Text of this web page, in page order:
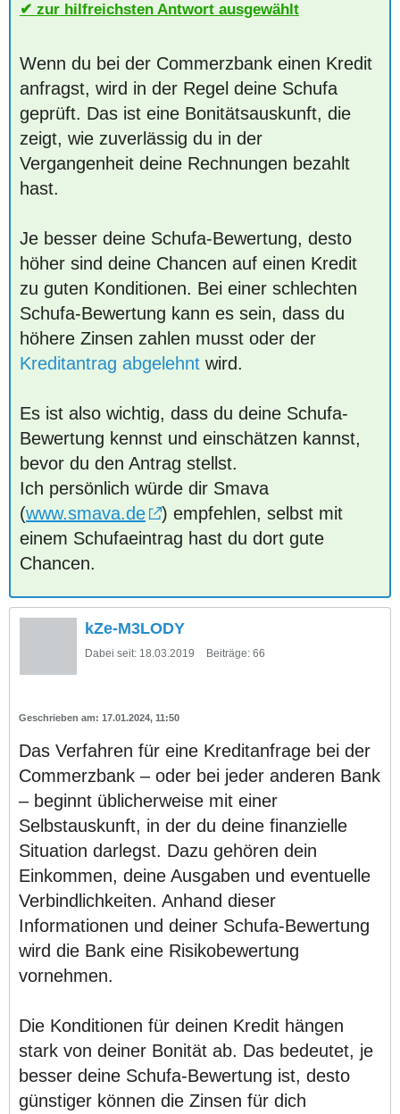
zur hilfreichsten Antwort ausgewählt
Wenn du bei der Commerzbank einen Kredit
anfragst, wird in der Regel deine Schufa
geprüft. Das ist eine Bonitätsauskunft, die
zeigt, wie zuverlässig du in der
Vergangenheit deine Rechnungen bezahlt
hast.
Je besser deine Schufa-Bewertung, desto
höher sind deine Chancen auf einen Kredit
zu guten Konditionen. Bei einer schlechten
Schufa-Bewertung kann es sein, dass du
höhere Zinsen zahlen musst oder der
Kreditantrag abgelehnt wird.
Es ist also wichtig, dass du deine Schufa-
Bewertung kennst und einschätzen kannst,
bevor du den Antrag stellst.
Ich persönlich würde dir Smava
(www.smava.de
) empfehlen, selbst mit
einem Schufaeintrag hast du dort gute
Chancen.
kZe-M3LODY
Dabei seit: 18.03.2019 Beiträge: 66
17.01.2024, 11:50
Das Verfahren für eine Kreditanfrage bei der
Commerzbank – oder bei jeder anderen Bank
– beginnt üblicherweise mit einer
Selbstauskunft, in der du deine finanzielle
Situation darlegst. Dazu gehören dein
Einkommen, deine Ausgaben und eventuelle
Verbindlichkeiten. Anhand dieser
Informationen und deiner Schufa-Bewertung
wird die Bank eine Risikobewertung
vornehmen.
Die Konditionen für deinen Kredit hängen
stark von deiner Bonität ab. Das bedeutet, je
besser deine Schufa-Bewertung ist, desto
günstiger können die Zinsen für dich